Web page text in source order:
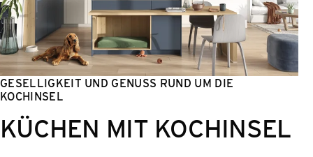
GESELLIGKEIT UND GENUSS RUND UM DIE
KOCHINSEL
KÜCHEN MIT KOCHINSEL